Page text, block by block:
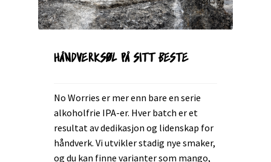
HÅNDVERKSØL PÅ SITT BESTE
No Worries er mer enn bare en serie
alkoholfrie IPA-er. Hver batch er et
resultat av dedikasjon og lidenskap for
håndverk. Vi utvikler stadig nye smaker,
og du kan finne varianter som mango,